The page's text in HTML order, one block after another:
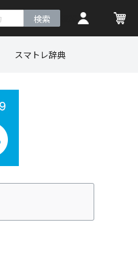
スマトレ辞典